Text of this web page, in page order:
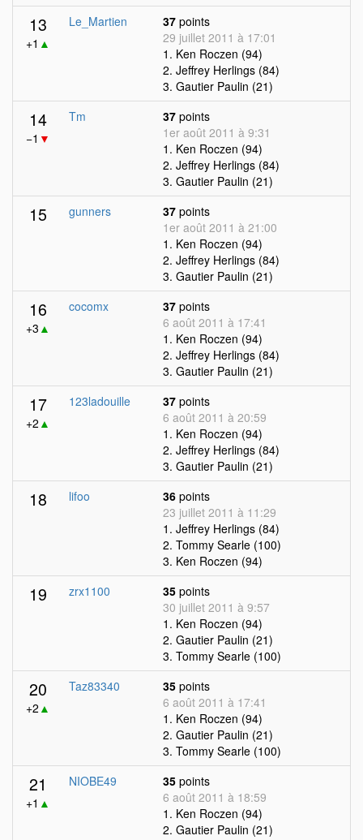
13
+1 ▲
Le_Martien 37 points
29 juillet 2011 à 17:01
1. Ken Roczen (94)
2. Jeffrey Herlings (84)
3. Gautier Paulin (21)
14
−1 ▼
Tm 37 points
1er août 2011 à 9:31
1. Ken Roczen (94)
2. Jeffrey Herlings (84)
3. Gautier Paulin (21)
15 gunners 37 points
1er août 2011 à 21:00
1. Ken Roczen (94)
2. Jeffrey Herlings (84)
3. Gautier Paulin (21)
16
+3 ▲
cocomx 37 points
6 août 2011 à 17:41
1. Ken Roczen (94)
2. Jeffrey Herlings (84)
3. Gautier Paulin (21)
17
+2 ▲
123ladouille 37 points
6 août 2011 à 20:59
1. Ken Roczen (94)
2. Jeffrey Herlings (84)
3. Gautier Paulin (21)
18 lifoo 36 points
23 juillet 2011 à 11:29
1. Jeffrey Herlings (84)
2. Tommy Searle (100)
3. Ken Roczen (94)
19 zrx1100 35 points
30 juillet 2011 à 9:57
1. Ken Roczen (94)
2. Gautier Paulin (21)
3. Tommy Searle (100)
20
+2 ▲
Taz83340 35 points
6 août 2011 à 17:41
1. Ken Roczen (94)
2. Gautier Paulin (21)
3. Tommy Searle (100)
21
+1 ▲
NIOBE49 35 points
6 août 2011 à 18:59
1. Ken Roczen (94)
2. Gautier Paulin (21)